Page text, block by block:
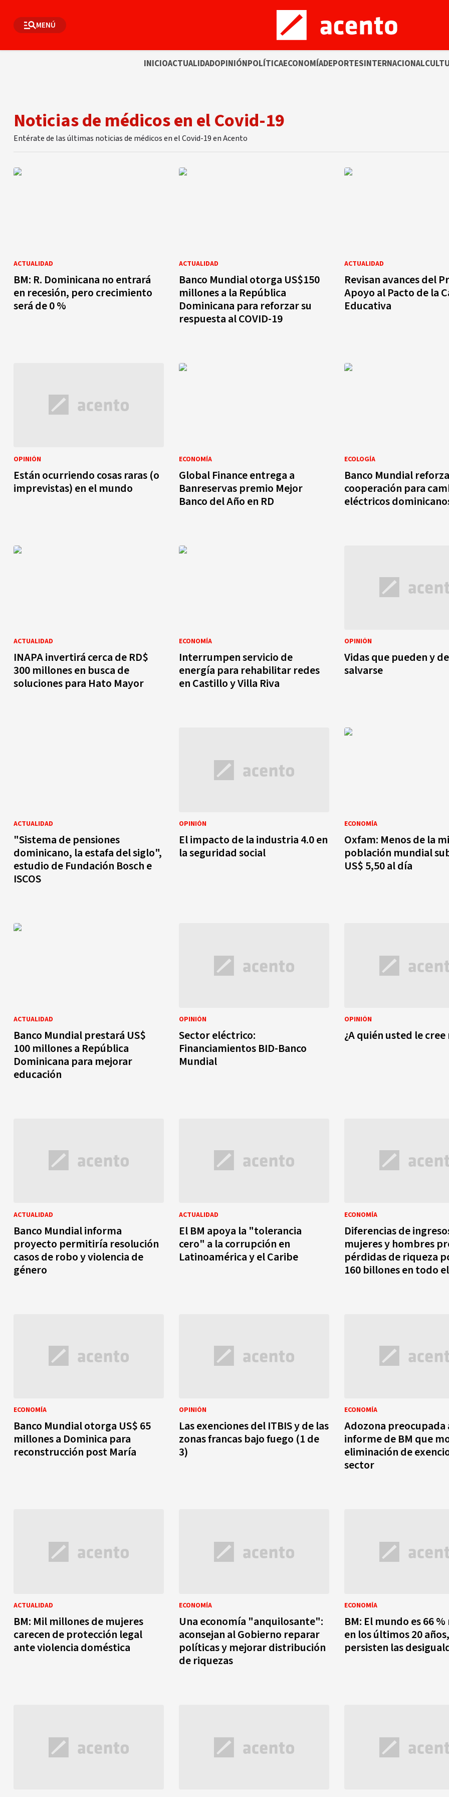
MENÚ
INICIOACTUALIDADOPINIÓNPOLÍTICAECONOMÍADEPORTESINTERNACIONAL
Noticias de médicos en el Covid-19
Entérate de las últimas noticias de médicos en el Covid-19 en Acento
ACTUALIDAD
BM: R. Dominicana no entrará
en recesión, pero crecimiento
será de 0 %
ACTUALIDAD
Banco Mundial otorga US$150
millones a la República
Dominicana para reforzar su
respuesta al COVID-19
ACTUALIDAD
Revisan avances del
Apoyo al Pacto de la
Educativa
OPINIÓN
Están ocurriendo cosas raras (o
imprevistas) en el mundo
ECONOMÍA
Global Finance entrega a
Banreservas premio Mejor
Banco del Año en RD
ECOLOGÍA
Banco Mundial
cooperación para
eléctricos
ACTUALIDAD
INAPA invertirá cerca de RD$
300 millones en busca de
soluciones para Hato Mayor
ECONOMÍA
Interrumpen servicio de
energía para rehabilitar redes
en Castillo y Villa Riva
OPINIÓN
Vidas que pueden y
salvarse
ACTUALIDAD
"Sistema de pensiones
dominicano, la estafa del siglo",
estudio de Fundación Bosch e
ISCOS
OPINIÓN
El impacto de la industria 4.0 en
la seguridad social
ECONOMÍA
Oxfam: Menos de la
población mundial
US$ 5,50 al día
ACTUALIDAD
Banco Mundial prestará US$
100 millones a República
Dominicana para mejorar
educación
OPINIÓN
Sector eléctrico:
Financiamientos BID-Banco
Mundial
OPINIÓN
¿A quién usted le cree
ACTUALIDAD
Banco Mundial informa
proyecto permitiría resolución
casos de robo y violencia de
género
ACTUALIDAD
El BM apoya la "tolerancia
cero" a la corrupción en
Latinoamérica y el Caribe
ECONOMÍA
Diferencias de
mujeres y hombres
pérdidas de riqueza
160 billones en todo
ECONOMÍA
Banco Mundial otorga US$ 65
millones a Dominica para
reconstrucción post María
OPINIÓN
Las exenciones del ITBIS y de las
zonas francas bajo fuego (1 de
3)
ECONOMÍA
Adozona preocupada
informe de BM que
eliminación de
sector
ACTUALIDAD
BM: Mil millones de mujeres
carecen de protección legal
ante violencia doméstica
ECONOMÍA
Una economía "anquilosante":
aconsejan al Gobierno reparar
políticas y mejorar distribución
de riquezas
ECONOMÍA
BM: El mundo es 66
en los últimos 20
persisten las